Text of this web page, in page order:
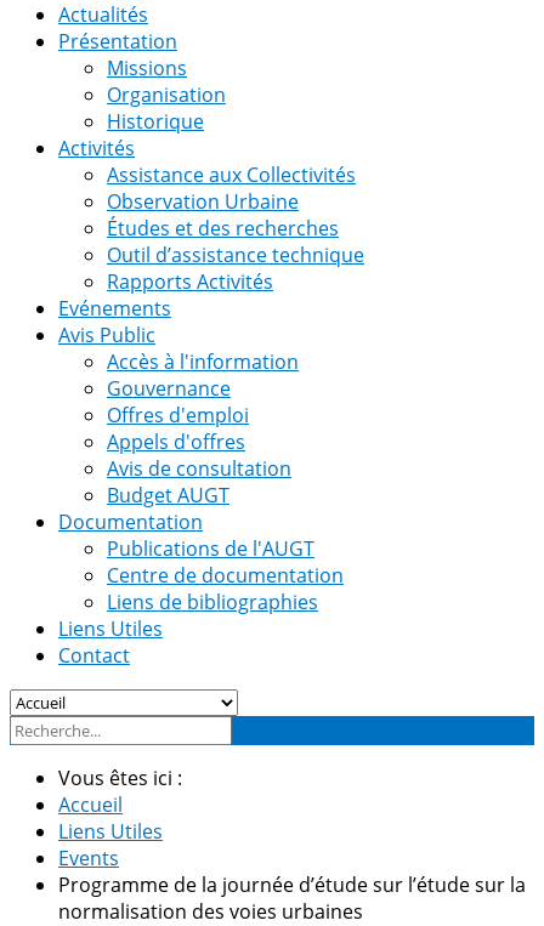
Actualités
Présentation
Missions
Organisation
Historique
Activités
Assistance aux Collectivités
Observation Urbaine
Études et des recherches
Outil d’assistance technique
Rapports Activités
Evénements
Avis Public
Accès à l'information
Gouvernance
Offres d'emploi
Appels d'offres
Avis de consultation
Budget AUGT
Documentation
Publications de l'AUGT
Centre de documentation
Liens de bibliographies
Liens Utiles
Contact
Vous êtes ici :
Accueil
Liens Utiles
Events
Programme de la journée d’étude sur l’étude sur la
normalisation des voies urbaines